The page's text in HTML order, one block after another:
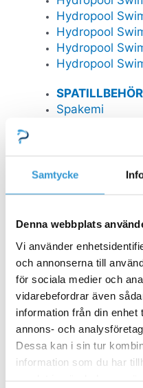
Samtycke
Denna webbplats
Vi använder
och annonserna till
för sociala medier och
vidarebefordrar även
information från din
annons- och
Dessa kan i sin tur
information som du har
Hydropool
Hydropool
Hydropool
Hydropool
SPATILLBEHÖR
Spakemi
Filterpatroner
Reservdelar
FYNDHÖRNA
Reservdelar
Stäng Reservdelar
Mät och
Poolstädare